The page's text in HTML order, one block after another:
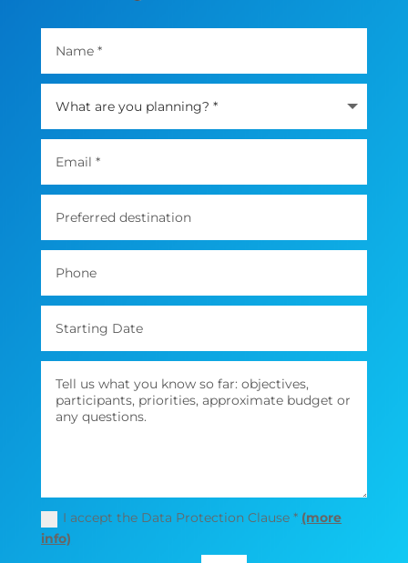
I accept the Data Protection Clause * (more
info)